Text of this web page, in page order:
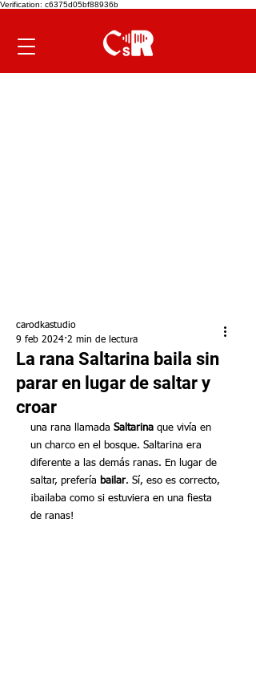
Verification: c6375d05bf88936b
La rana Saltarina baila sin
parar en lugar de saltar y
croar
carodkastudio
9 feb 2024 2 min de lectura
una rana llamada Saltarina que vivía en
un charco en el bosque. Saltarina era
diferente a las demás ranas. En lugar de
saltar, prefería bailar. Sí, eso es correcto,
¡bailaba como si estuviera en una fiesta
de ranas!